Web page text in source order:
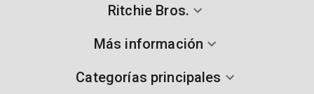
Ritchie Bros.
Más información
Categorías principales